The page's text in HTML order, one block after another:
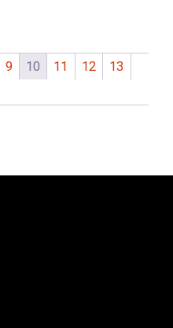
9 10 11 12
13